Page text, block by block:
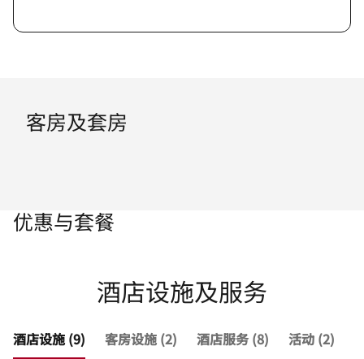
客房及套房
优惠与套餐
酒店设施及服务
酒店设施 (9) 客房设施 (2) 酒店服务 (8) 活动 (2)